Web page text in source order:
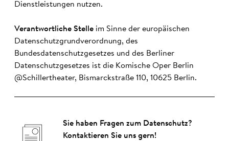
Dienstleistungen nutzen.
Verantwortliche Stelle im Sinne der europäischen
Datenschutzgrundverordnung, des
Bundesdatenschutzgesetzes und des Berliner
Datenschutzgesetzes ist die Komische Oper Berlin
@Schillertheater, Bismarckstraße 110, 10625 Berlin.
Sie haben Fragen zum Datenschutz?
Kontaktieren Sie uns gern!